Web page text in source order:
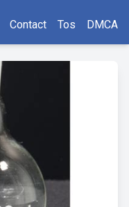
Contact Tos DMCA